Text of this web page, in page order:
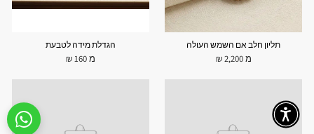
תליון חלב אם השמש העולה
מ 2,200 ₪
הגדלת מידה לטבעת
מ 160 ₪